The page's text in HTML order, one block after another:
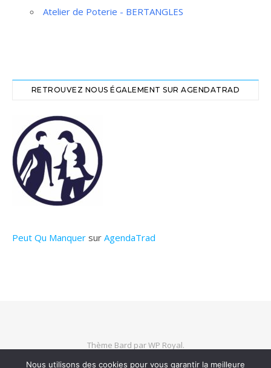
Atelier de Poterie - BERTANGLES
RETROUVEZ NOUS ÉGALEMENT SUR AGENDATRAD
Peut Qu Manquer sur AgendaTrad
Thème Bard parWP Royal.
Nous utilisons des cookies pour vous garantir la meilleure